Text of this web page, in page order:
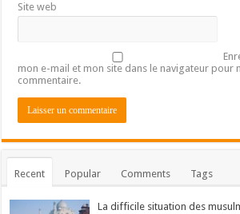
Site web
mon e-mail et mon site dans le navigateur pour
commentaire.
Recent Popular Comments Tags
La difficile situation des